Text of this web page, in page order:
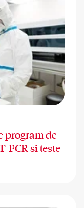
program de
PCR si teste